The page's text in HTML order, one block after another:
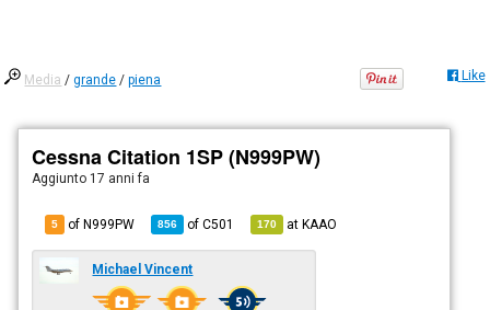
Media /grande /piena Like
Cessna Citation 1SP (N999PW)
Aggiunto 17 anni fa
5 of N999PW 856 ofC501 170 atKAAO
Michael Vincent